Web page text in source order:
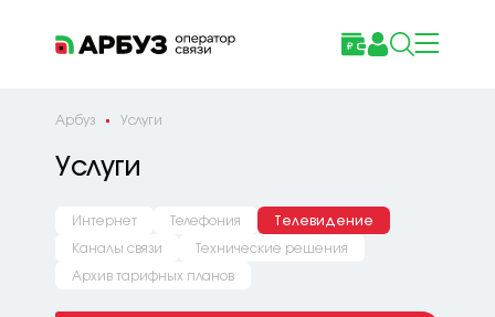
Арбуз Услуги
Услуги
Интернет Телефония
Телевидение
Каналы связи
Технические решения
Архив тарифных планов